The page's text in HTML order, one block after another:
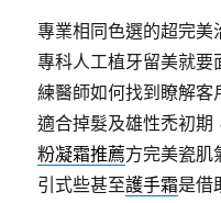
專業相同色選的超完美
專科人工植牙留美就要
練醫師如何找到瞭解客
適合掉髮及雄性禿初期
粉凝霜推薦方完美瓷肌
引式些甚至護手霜是借